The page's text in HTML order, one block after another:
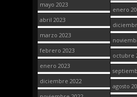
mayo 2023
abril 2023
marzo 2023
febrero 2023
enero 2023
diciembre 2022
enero
octubre
agosto